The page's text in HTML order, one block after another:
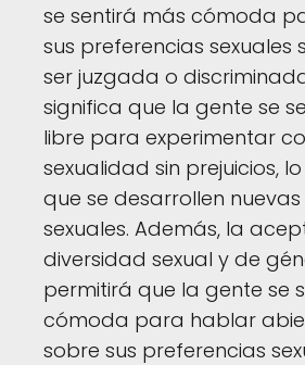
se sentirá más cómoda
sus preferencias sexuales
ser juzgada o
significa que la gente se
libre para experimentar
sexualidad sin prejuicios,
que se desarrollen
sexuales. Además, la
diversidad sexual y de
permitirá que la gente se
cómoda para hablar
sobre sus preferencias